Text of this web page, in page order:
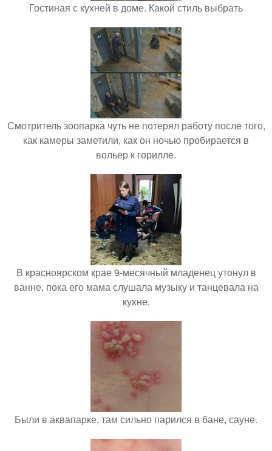
Гостиная с кухней в доме. Какой стиль выбрать
Смотритель зоопарка чуть не потерял работу после того,
как камеры заметили, как он ночью пробирается в
вольер к горилле.
В красноярском крае 9-месячный младенец утонул в
ванне, пока его мама слушала музыку и танцевала на
кухне.
Были в аквапарке, там сильно парился в бане, сауне.